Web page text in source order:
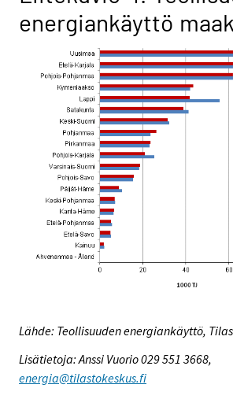
energiankäyttö
Lähde: Teollisuuden energiankäyttö,
Lisätietoja: Anssi Vuorio 029 551 3668,
energia@tilastokeskus.fi